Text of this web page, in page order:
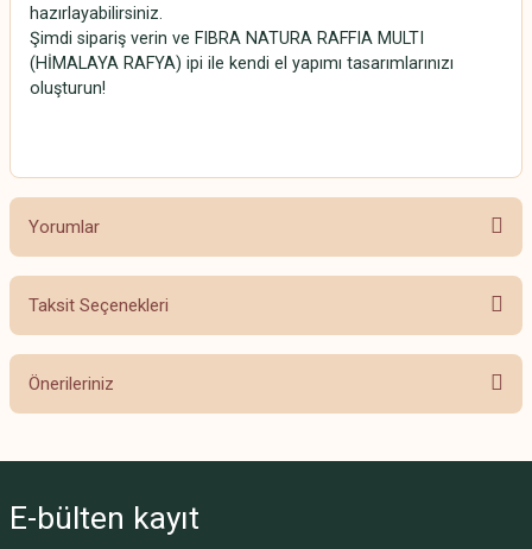
hazırlayabilirsiniz.
Şimdi sipariş verin ve FIBRA NATURA RAFFIA MULTI
(HİMALAYA RAFYA) ipi ile kendi el yapımı tasarımlarınızı
oluşturun!
Yorumlar
Taksit Seçenekleri
Önerileriniz
Görüş ve önerileriniz için teşekkür ederiz.
E-bülten kayıt